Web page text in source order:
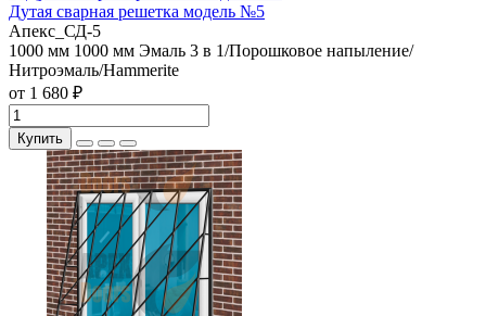
Дутая сварная решетка модель №5
Апекс_СД-5
1000 мм 1000 мм Эмаль 3 в 1/Порошковое напыление/
Нитроэмаль/Hammerite
от 1 680 ₽
Купить